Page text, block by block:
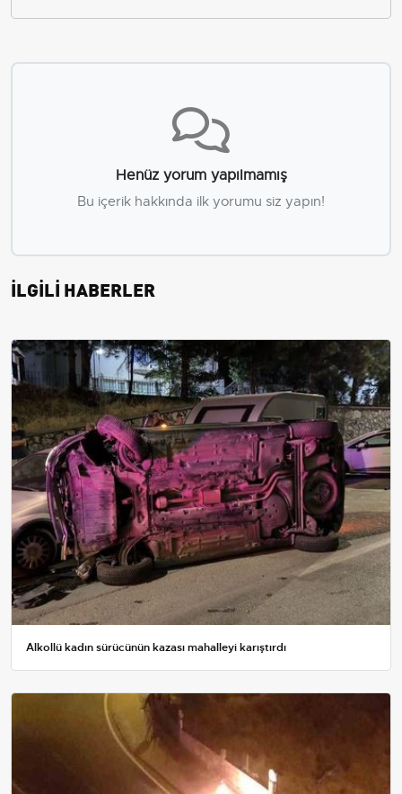
Henüz yorum yapılmamış
Bu içerik hakkında ilk yorumu siz yapın!
İLGİLİ HABERLER
Alkollü kadın sürücünün kazası mahalleyi karıştırdı